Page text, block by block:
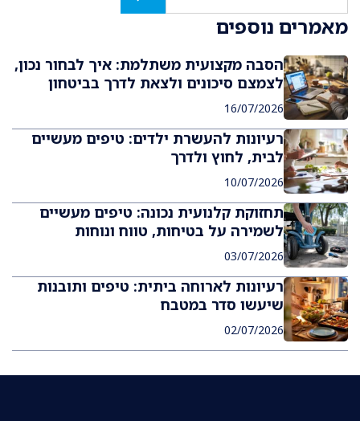
מאמרים נוספים
הסבה מקצועית משתלמת: איך לבחור נכון,
לצמצם סיכונים ולצאת לדרך בביטחון
16/07/2026
רעיונות להעשרת ילדים: טיפים מעשיים
לבית, לחוץ ולדרך
10/07/2026
תחזוקת קלנועית נכונה: טיפים מעשיים
לשמירה על בטיחות, טווח ונוחות
03/07/2026
רעיונות לארוחה ביתית: טיפים ותובנות
שיעשו סדר במטבח
02/07/2026